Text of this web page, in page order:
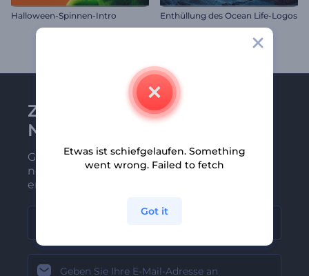
Halloween-Spinnen-Intro Enthüllung des Ocean Life-Logos
Zu Renderforest-
Newsletter anmelden
Gehören Sie zu den Ersten, die unsere
neuesten Nachrichten und Angebote
erhalten
Etwas ist schiefgelaufen. Something
went wrong. Failed to fetch
Got it